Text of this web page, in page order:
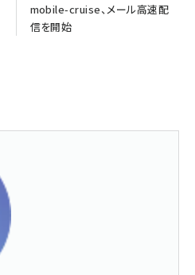
mobile-cruise、メール高速配
信を開始